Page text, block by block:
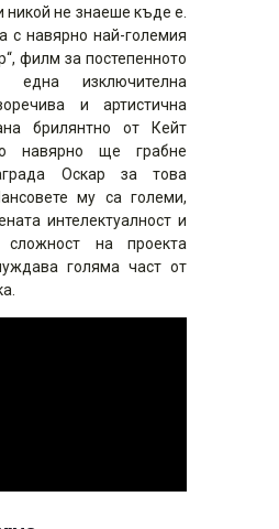
никой не знаеше къде е.
с навярно най-големия
филм за постепенното
една изключителна
и артистична
брилянтно от Кейт
навярно ще грабне
Оскар за това
му са големи,
интелектуалност и
сложност на проекта
голяма част от